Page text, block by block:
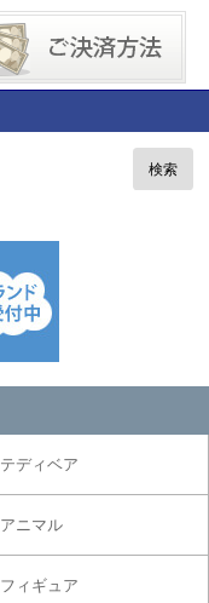
検索
テディベア
アニマル
フィギュア